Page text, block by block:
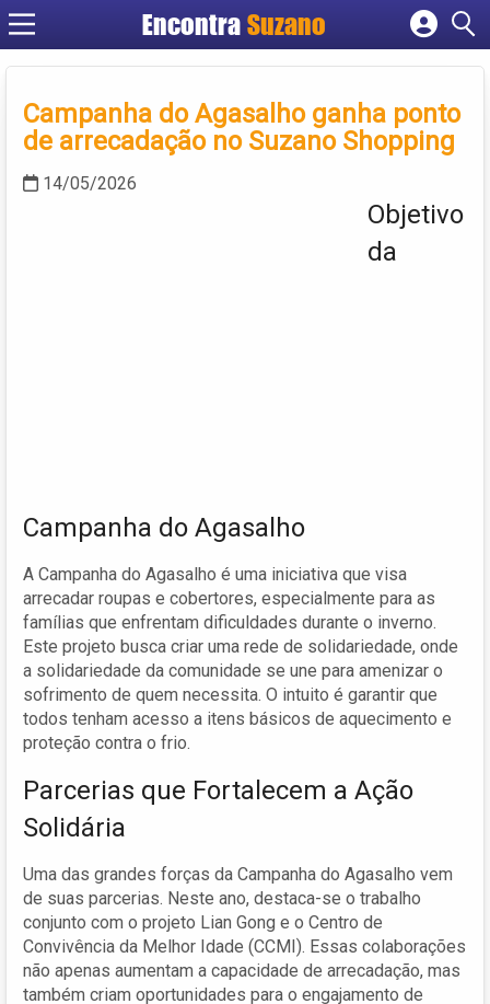
EncontraSuzano
Cadastrar empresa
Criar conta
Campanha do Agasalho ganha ponto
de arrecadação no Suzano Shopping
14/05/2026
Objetivo
da
Campanha do Agasalho
A Campanha do Agasalho é uma iniciativa que visa
arrecadar roupas e cobertores, especialmente para as
famílias que enfrentam dificuldades durante o inverno.
Este projeto busca criar uma rede de solidariedade, onde
a solidariedade da comunidade se une para amenizar o
sofrimento de quem necessita. O intuito é garantir que
todos tenham acesso a itens básicos de aquecimento e
proteção contra o frio.
Parcerias que Fortalecem a Ação
Solidária
Uma das grandes forças da Campanha do Agasalho vem
de suas parcerias. Neste ano, destaca-se o trabalho
conjunto com o projeto Lian Gong e o Centro de
Convivência da Melhor Idade (CCMI). Essas colaborações
não apenas aumentam a capacidade de arrecadação, mas
também criam oportunidades para o engajamento de